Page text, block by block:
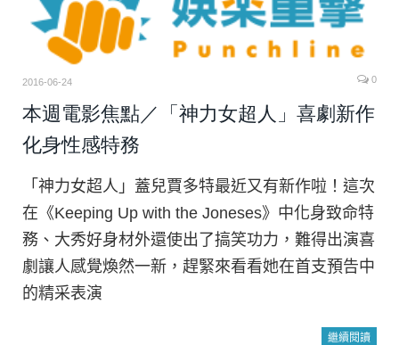
2016-06-24 0
本週電影焦點／「神力女超人」喜劇新作
化身性感特務
「神力女超人」蓋兒賈多特最近又有新作啦！這次
在《Keeping Up with the Joneses》中化身致命特
務、大秀好身材外還使出了搞笑功力，難得出演喜
劇讓人感覺煥然一新，趕緊來看看她在首支預告中
的精采表演
繼續閱讀